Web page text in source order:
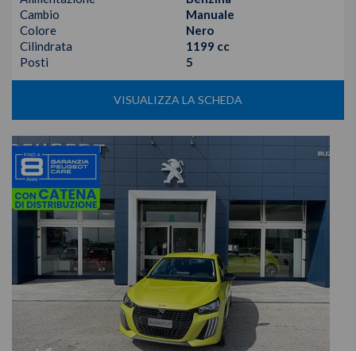
Cambio
Manuale
Colore
Nero
Cilindrata
1199 cc
Posti
5
VISUALIZZA LA SCHEDA